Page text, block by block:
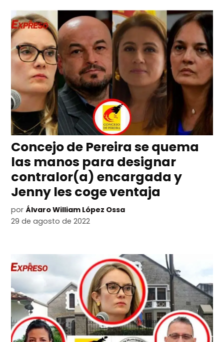
Concejo de Pereira se quema
las manos para designar
contralor(a) encargada y
Jenny les coge ventaja
por Álvaro William López Ossa
29 de agosto de 2022